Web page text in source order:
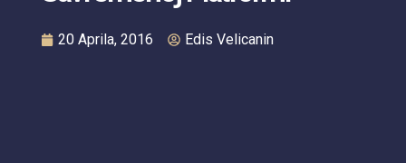
20 Aprila, 2016 Edis Velicanin